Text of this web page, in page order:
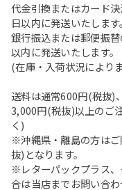
代金引換またはカード
日以内に発送いたします。
銀行振込または郵便振
以内に発送いたします。
(在庫・入荷状況によりま
送料は通常600円(税抜)
3,000円(税抜)以上のご
く)
※沖縄県・離島の方は
抜)となります。
※レターパックプラス
合は当店までお問い合